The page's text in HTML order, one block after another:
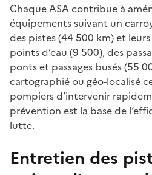
Chaque ASA contribue à
équipements suivant un
des pistes (44 500 km) et
points d’eau (9 500), des
ponts et passages busés (55
cartographié ou géo-localisé
pompiers d’intervenir
prévention est la base de
lutte.
Entretien des